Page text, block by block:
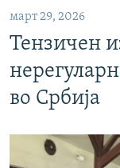
март 29, 2026
Тензичен
во Србија